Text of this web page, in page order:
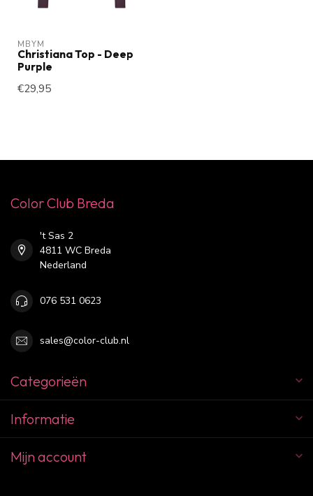
MBYM
Christiana Top - Deep
Purple
€29,95
Color Club Breda
't Sas 2
4811 WC Breda
Nederland
076 531 0623
sales@color-club.nl
Categorieën
Informatie
Mijn account